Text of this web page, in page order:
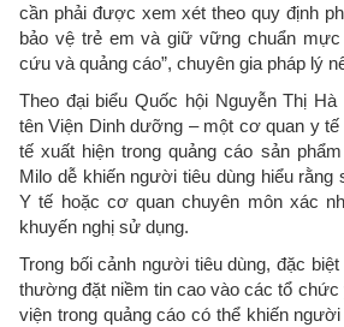
cần phải được xem xét theo quy định
bảo vệ trẻ em và giữ vững chuẩn mực
cứu và quảng cáo”, chuyên gia pháp lý
Theo đại biểu Quốc hội Nguyễn Thị
tên Viện Dinh dưỡng – một cơ quan y
tế xuất hiện trong quảng cáo sản
Milo dễ khiến người tiêu dùng hiểu
Y tế hoặc cơ quan chuyên môn xác
khuyến nghị sử dụng.
Trong bối cảnh người tiêu dùng, đặc
thường đặt niềm tin cao vào các tổ chức
viện trong quảng cáo có thể khiến